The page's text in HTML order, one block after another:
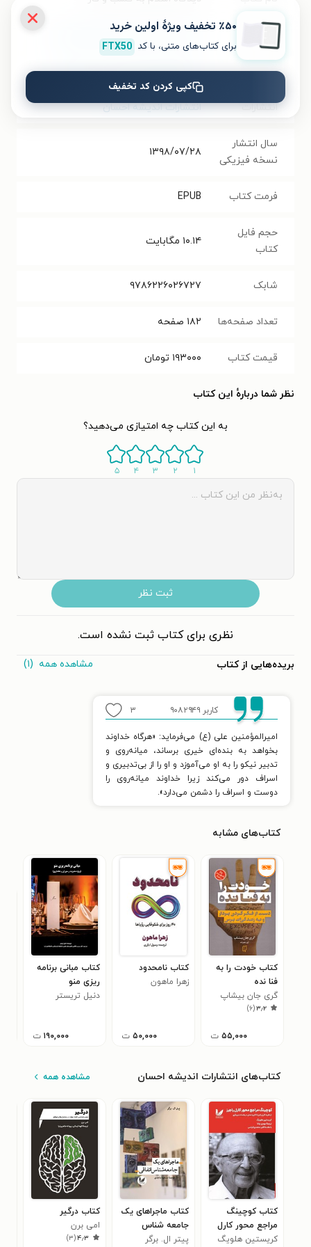
مدیریت و کسب و کار،اخلاق اسلامی
نویسنده محمدعظیم خدایاری،سامان سامنی
انتشارات انتشارات اندیشه احسان
سال انتشار
نسخه فیزیکی
۱۳۹۸/۰۷/۲۸
فرمت کتاب EPUB
حجم فایل
کتاب
۱۰.۱۴ مگابایت
شابک ۹۷۸۶۲۲۶۰۲۶۷۲۷
تعداد صفحه‌ها ۱۸۲ صفحه
قیمت کتاب ۱۹۳۰۰۰ تومان
نظر شما دربارهٔ این کتاب
به این کتاب چه امتیازی می‌دهید؟
۱ ۲ ۳ ۴ ۵
ثبت نظر
نظری برای کتاب ثبت نشده است.
بریده‌هایی از کتاب مشاهده همه (۱)
کاربر ۹۰۸۲۹۴۹ ۳
امیرالمؤمنین علی (ع) می‌فرماید: «هرگاه خداوند
بخواهد به بنده‌ای خیری برساند، میانه‌روی و
تدبیر نیکو را به او می‌آموزد و او را از بی‌تدبیری و
اسراف دور می‌کند زیرا خداوند میانه‌روی را
دوست و اسراف را دشمن می‌دارد».
کتاب‌های مشابه
کتاب خودت را به
فنا نده
گری جان بیشاپ
۳٫۲(۶)
۵۵,۰۰۰ ت
کتاب نامحدود
زهرا ماهون
۵۰,۰۰۰ ت
کتاب مبانی برنامه
ریزی منو
دنیل تریستر
۱۹۰,۰۰۰ ت
کتاب‌های انتشارات اندیشه احسان مشاهده همه
کتاب کوچینگ
مراجع محور کارل
راجرز
کریستین هلویگ
کتاب ماجراهای یک
جامعه شناس
اتفاقی
پیتر ال. برگر
کتاب درگیر
امی برن
۴٫۳(۳)
٪۵۰ تخفیف ویژۀ اولین خرید
برای کتاب‌های متنی، با کد FTX50
کپی کردن کد تخفیف